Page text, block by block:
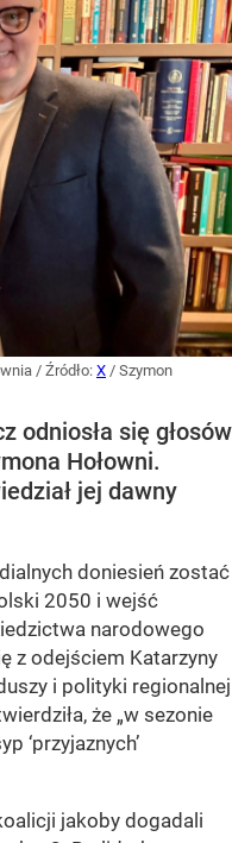
/ Źródło: X / Szymon
odniosła się głosów
Hołowni.
jej dawny
doniesień zostać
2050 i wejść
narodowego
z odejściem Katarzyny
i polityki regionalnej
że „w sezonie
‘przyjaznych’
jakoby dogadali